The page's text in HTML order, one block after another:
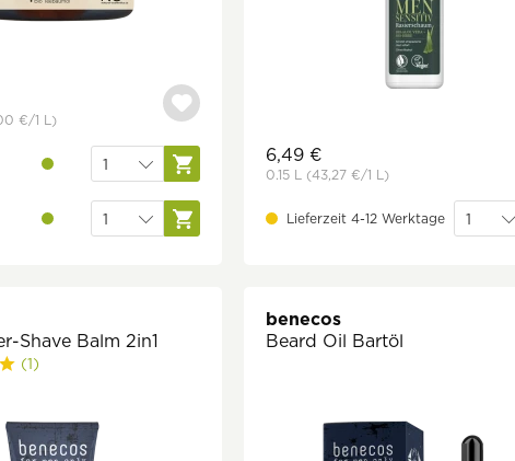
€/1 L)
6,49 €
0.15 L (43,27 €/1 L)
Lieferzeit 4-12 Werktage
Shave Balm 2in1
(1)
benecos
Beard Oil Bartöl